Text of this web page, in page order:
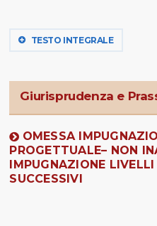
TESTO INTEGRALE
Giurisprudenza e
OMESSA
PROGETTUALE– NON
IMPUGNAZIONE
SUCCESSIVI